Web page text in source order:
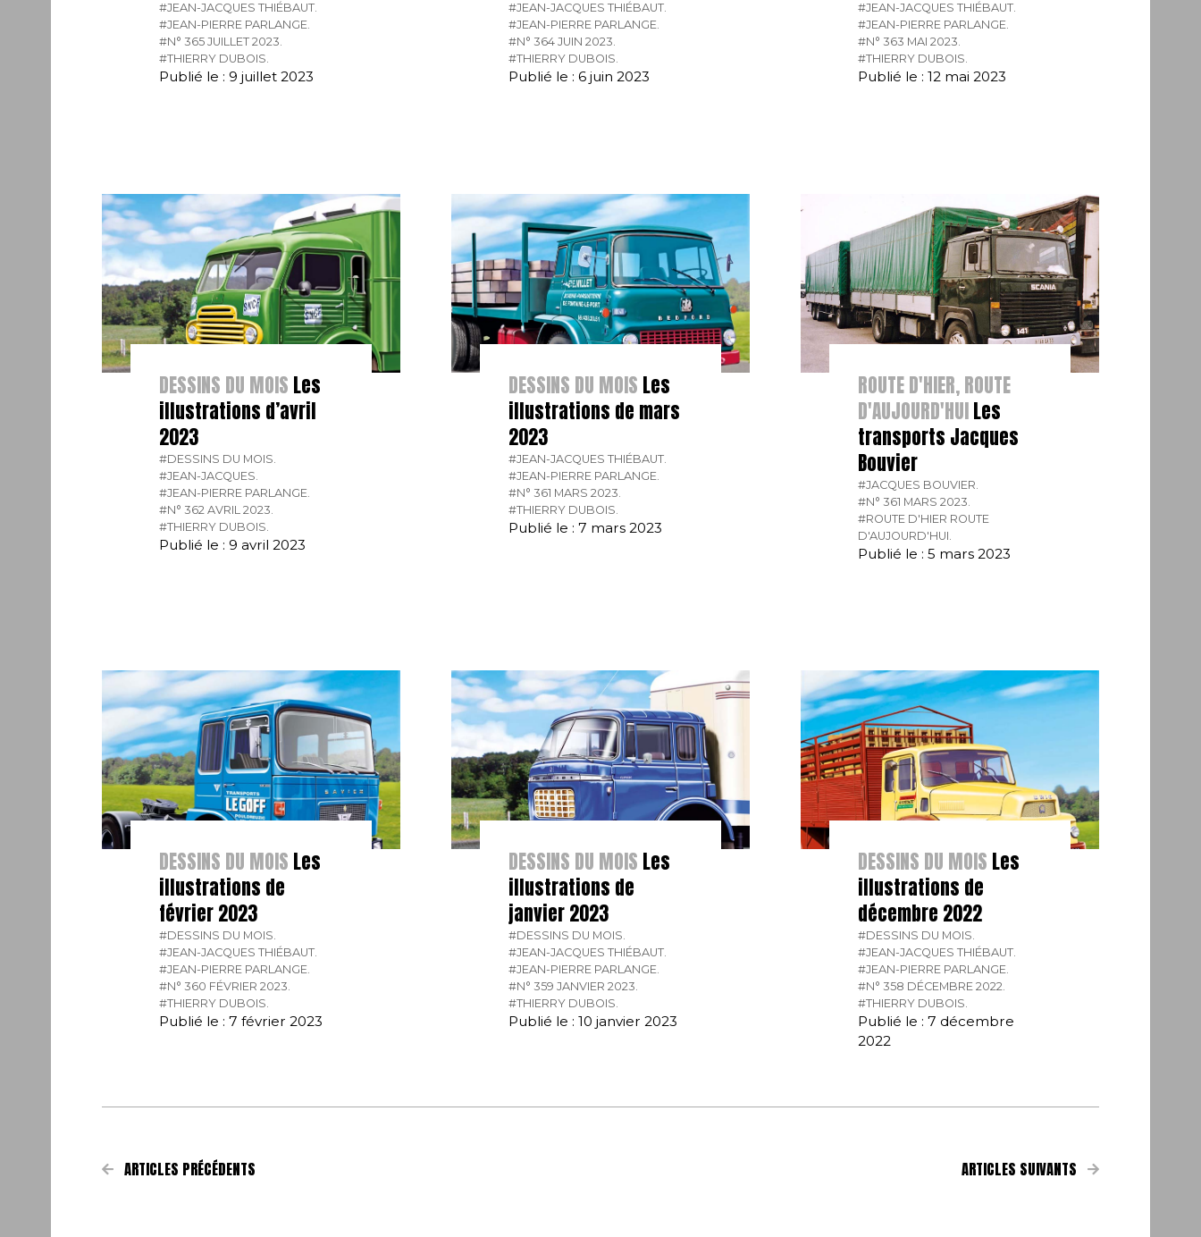
#JEAN-JACQUES THIÉBAUT.
#JEAN-PIERRE PARLANGE.
#N° 365 JUILLET 2023.
#THIERRY DUBOIS.
Publié le : 9 juillet 2023
#JEAN-JACQUES THIÉBAUT.
#JEAN-PIERRE PARLANGE.
#N° 364 JUIN 2023.
#THIERRY DUBOIS.
Publié le : 6 juin 2023
#JEAN-JACQUES THIÉBAUT.
#JEAN-PIERRE PARLANGE.
#N° 363 MAI 2023.
#THIERRY DUBOIS.
Publié le : 12 mai 2023
DESSINS DU MOIS Les
illustrations d’avril
2023
#DESSINS DU MOIS.
#JEAN-JACQUES.
#JEAN-PIERRE PARLANGE.
#N° 362 AVRIL 2023.
#THIERRY DUBOIS.
Publié le : 9 avril 2023
DESSINS DU MOIS Les
illustrations de mars
2023
#JEAN-JACQUES THIÉBAUT.
#JEAN-PIERRE PARLANGE.
#N° 361 MARS 2023.
#THIERRY DUBOIS.
Publié le : 7 mars 2023
ROUTE D'HIER, ROUTE
D'AUJOURD'HUILes
transports Jacques
Bouvier
#JACQUES BOUVIER.
#N° 361 MARS 2023.
#ROUTE D'HIER ROUTE
D'AUJOURD'HUI.
Publié le : 5 mars 2023
DESSINS DU MOIS Les
illustrations de
février 2023
#DESSINS DU MOIS.
#JEAN-JACQUES THIÉBAUT.
#JEAN-PIERRE PARLANGE.
#N° 360 FÉVRIER 2023.
#THIERRY DUBOIS.
Publié le : 7 février 2023
DESSINS DU MOIS Les
illustrations de
janvier 2023
#DESSINS DU MOIS.
#JEAN-JACQUES THIÉBAUT.
#JEAN-PIERRE PARLANGE.
#N° 359 JANVIER 2023.
#THIERRY DUBOIS.
Publié le : 10 janvier 2023
DESSINS DU MOIS Les
illustrations de
décembre 2022
#DESSINS DU MOIS.
#JEAN-JACQUES THIÉBAUT.
#JEAN-PIERRE PARLANGE.
#N° 358 DÉCEMBRE 2022.
#THIERRY DUBOIS.
Publié le : 7 décembre
2022
ARTICLES PRÉCÉDENTS ARTICLES SUIVANTS